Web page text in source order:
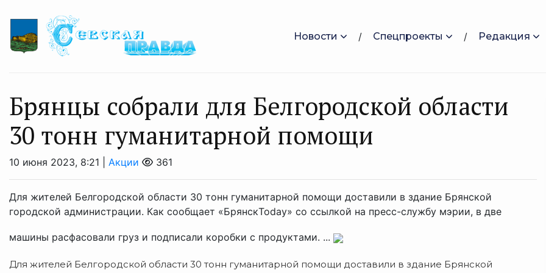
Новости Спецпроекты Редакция
Брянцы собрали для Белгородской области
30 тонн гуманитарной помощи
10 июня 2023, 8:21 | Акции 361
Для жителей Белгородской области 30 тонн гуманитарной помощи доставили в здание Брянской
городской администрации. Как сообщает «БрянскToday» со ссылкой на пресс-службу мэрии, в две
машины расфасовали груз и подписали коробки с продуктами. ...
Для жителей Белгородской области 30 тонн гуманитарной помощи доставили в здание Брянской